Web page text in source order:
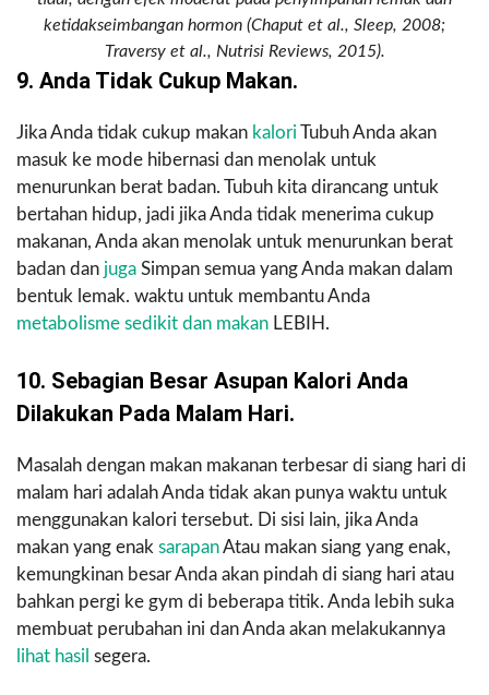
ketidakseimbangan hormon (Chaput et al., Sleep, 2008;
Traversy et al., Nutrisi Reviews, 2015).
9. Anda Tidak Cukup Makan.
Jika Anda tidak cukup makan kalori Tubuh Anda akan
masuk ke mode hibernasi dan menolak untuk
menurunkan berat badan. Tubuh kita dirancang untuk
bertahan hidup, jadi jika Anda tidak menerima cukup
makanan, Anda akan menolak untuk menurunkan berat
badan dan juga Simpan semua yang Anda makan dalam
bentuk lemak. waktu untuk membantu Anda
metabolisme sedikit dan makan LEBIH.
10. Sebagian Besar Asupan Kalori Anda
Dilakukan Pada Malam Hari.
Masalah dengan makan makanan terbesar di siang hari di
malam hari adalah Anda tidak akan punya waktu untuk
menggunakan kalori tersebut. Di sisi lain, jika Anda
makan yang enak sarapanAtau makan siang yang enak,
kemungkinan besar Anda akan pindah di siang hari atau
bahkan pergi ke gym di beberapa titik. Anda lebih suka
membuat perubahan ini dan Anda akan melakukannya
lihat hasil segera.